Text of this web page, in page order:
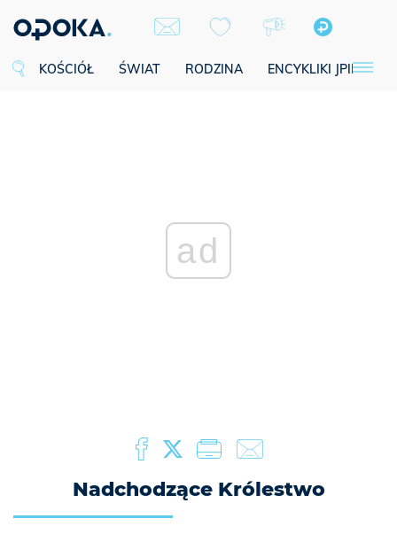
KOŚCIÓŁ ŚWIAT RODZINA ENCYKLIKI JPII
ad
Nadchodzące Królestwo